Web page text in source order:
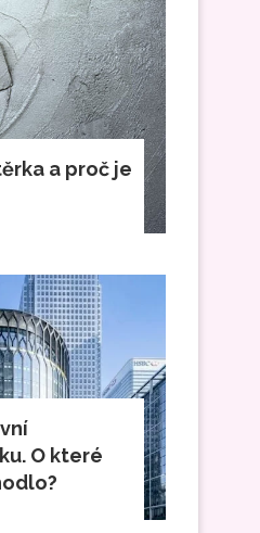
a proč je
O které